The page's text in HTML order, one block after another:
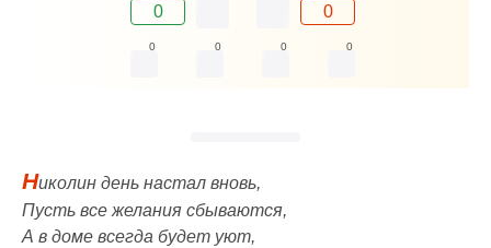
0 0
0 0 0 0
Николин день настал вновь,
Пусть все желания сбываются,
А в доме всегда будет уют,